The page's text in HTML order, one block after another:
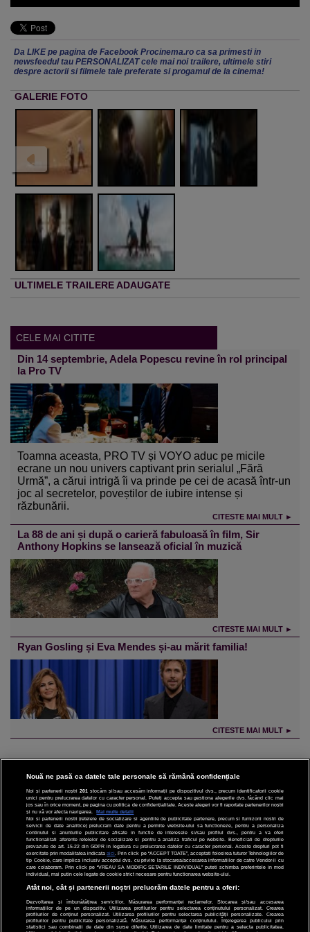
Da LIKE pe pagina de Facebook Procinema.ro ca sa primesti in
newsfeedul tau PERSONALIZAT cele mai noi trailere, ultimele stiri
despre actorii si filmele tale preferate si progamul de la cinema!
GALERIE FOTO
ULTIMELE TRAILERE ADAUGATE
CELE MAI CITITE
Din 14 septembrie, Adela Popescu revine în rol principal
la Pro TV
Toamna aceasta, PRO TV și VOYO aduc pe micile
ecrane un nou univers captivant prin serialul „Fără
Urmă”, a cărui intrigă îi va prinde pe cei de acasă într-un
joc al secretelor, poveștilor de iubire intense și
răzbunării.
CITESTE MAI MULT ►
La 88 de ani și după o carieră fabuloasă în film, Sir
Anthony Hopkins se lansează oficial în muzică
CITESTE MAI MULT ►
Ryan Gosling și Eva Mendes și-au mărit familia!
CITESTE MAI MULT ►
CINEMA
DIVERTISMENT
STIRI
TEHNOLOGIE
SPORT
JOBURI PRO
Nouă ne pasă ca datele tale personale să rămână confidențiale
Noi și partenerii noștri 201 stocăm și/sau accesăm informații pe dispozitivul dvs., precum identificatorii cookie
unici pentru prelucrarea datelor cu caracter personal. Puteți accepta sau gestiona alegerile dvs. făcând clic mai
jos sau în orice moment, pe pagina cu politica de confidențialitate. Aceste alegeri vor fi raportate partenerilor noștri
și nu vă vor afecta navigarea.
Mai multe detalii
Noi si partenerii nostri (retelele de socializare si agentiile de publicitate partenere, precum si furnizorii nostri de
servicii de date analitice) prelucram date pentru a permite website-ului sa functioneze, pentru a personaliza
continutul si anunturile publicitare afisate in functie de interesele si/sau profilul dvs., pentru a va oferi
functionalitati aferente retelelor de socializare si pentru a analiza traficul pe website. Beneficiati de drepturile
prevazute de art. 15-22 din GDPR in legatura cu prelucrarea datelor cu caracter personal. Aceste drepturi pot fi
exercitate prin modalitatea indicataaici . Prin click pe “ACCEPT TOATE”, acceptati folosirea tuturor Tehnologiilor de
tip Cookie, care implica inclusiv acceptul dvs. cu privire la stocarea/accesarea informatiilor de catre Vendor-ii cu
care colaboram. Prin click pe “VREAU SA MODIFIC SETARILE INDIVIDUAL” puteti schimba preferintele in mod
individual, mai putin cele legate de cookie strict necesare pentru functionarea website-ului.
Atât noi, cât și partenerii noștri prelucrăm datele pentru a oferi:
Dezvoltarea și îmbunătățirea serviciilor. Măsurarea performanței reclamelor. Stocarea și/sau accesarea
informațiilor de pe un dispozitiv. Utilizarea profilurilor pentru selectarea conținutului personalizat. Crearea
profilurilor de conținut personalizat. Utilizarea profilurilor pentru selectarea publicității personalizate. Crearea
profilurilor pentru publicitate personalizată. Măsurarea performanței conținutului. Înțelegerea publicului prin
statistici sau combinații de date din surse diferite. Utilizarea de date limitate pentru a selecta publicitatea.